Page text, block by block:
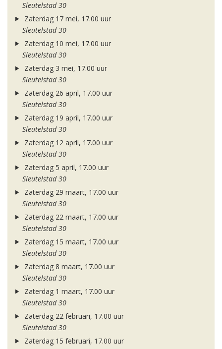
Sleutelstad 30
Zaterdag 17 mei, 17.00 uur
Sleutelstad 30
Zaterdag 10 mei, 17.00 uur
Sleutelstad 30
Zaterdag 3 mei, 17.00 uur
Sleutelstad 30
Zaterdag 26 april, 17.00 uur
Sleutelstad 30
Zaterdag 19 april, 17.00 uur
Sleutelstad 30
Zaterdag 12 april, 17.00 uur
Sleutelstad 30
Zaterdag 5 april, 17.00 uur
Sleutelstad 30
Zaterdag 29 maart, 17.00 uur
Sleutelstad 30
Zaterdag 22 maart, 17.00 uur
Sleutelstad 30
Zaterdag 15 maart, 17.00 uur
Sleutelstad 30
Zaterdag 8 maart, 17.00 uur
Sleutelstad 30
Zaterdag 1 maart, 17.00 uur
Sleutelstad 30
Zaterdag 22 februari, 17.00 uur
Sleutelstad 30
Zaterdag 15 februari, 17.00 uur